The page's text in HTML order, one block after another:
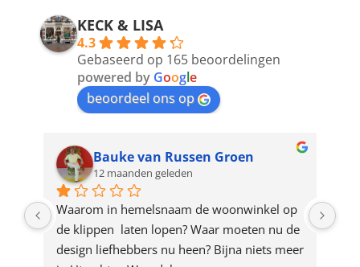
address
product
KECK & LISA
4.3
Gebaseerd op 165 beoordelingen
powered by Google
beoordeel ons op
Bauke van Russen Groen
12 maanden geleden
Waarom in hemelsnaam de woonwinkel op
de klippen  laten lopen? Waar moeten nu de
design liefhebbers nu heen? Bijna niets meer